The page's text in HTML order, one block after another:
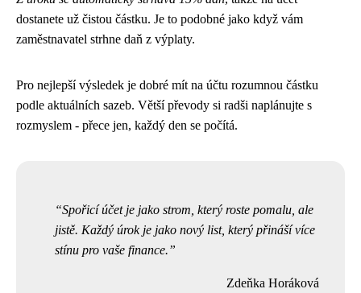
dostanete už čistou částku. Je to podobné jako když vám
zaměstnavatel strhne daň z výplaty.
Pro nejlepší výsledek je dobré mít na účtu rozumnou částku
podle aktuálních sazeb. Větší převody si radši naplánujte s
rozmyslem - přece jen, každý den se počítá.
Spořicí účet je jako strom, který roste pomalu, ale
jistě. Každý úrok je jako nový list, který přináší více
stínu pro vaše finance.
Zdeňka Horáková